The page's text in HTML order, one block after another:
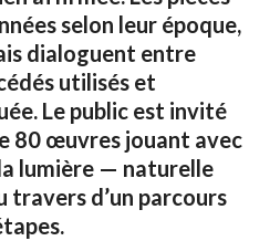
selon leur époque,
dialoguent entre
utilisés et
Le public est invité
80 œuvres jouant avec
lumière — naturelle
d’un parcours